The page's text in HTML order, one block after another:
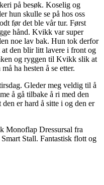
på besøk. Koselig og
hun skulle se på hos oss
før det ble vår tur. Først
hånd. Kvikk var super
noe lav bak. Hun tok derfor
at den blir litt lavere i front og
og ryggen til Kvikk slik at
ha hesten å se etter.
Gleder meg veldig til å
å gå tilbake å ri med den
er hard å sitte i og den er
Monoflap Dressursal fra
Stall. Fantastisk flott og